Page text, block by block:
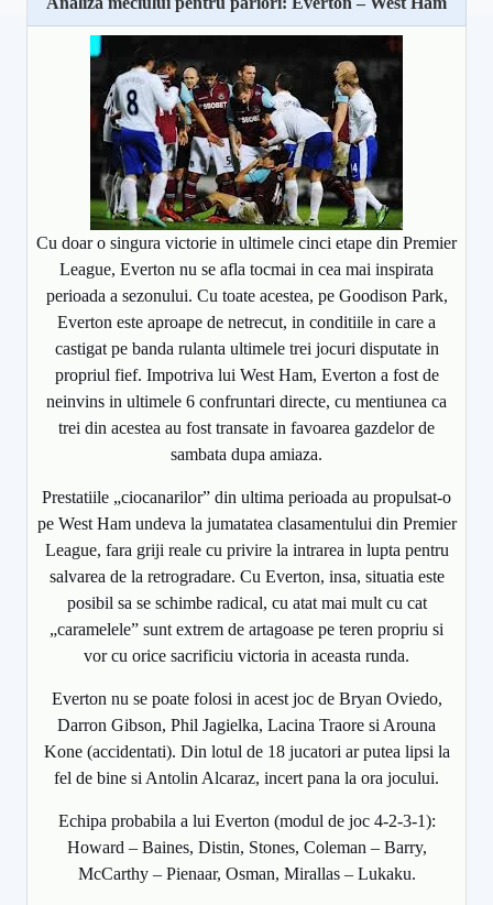
Cu doar o singura victorie in ultimele cinci etape din Premier
League, Everton nu se afla tocmai in cea mai inspirata
perioada a sezonului. Cu toate acestea, pe Goodison Park,
Everton este aproape de netrecut, in conditiile in care a
castigat pe banda rulanta ultimele trei jocuri disputate in
propriul fief. Impotriva lui West Ham, Everton a fost de
neinvins in ultimele 6 confruntari directe, cu mentiunea ca
trei din acestea au fost transate in favoarea gazdelor de
sambata dupa amiaza.
Prestatiile „ciocanarilor” din ultima perioada au propulsat-o
pe West Ham undeva la jumatatea clasamentului din Premier
League, fara griji reale cu privire la intrarea in lupta pentru
salvarea de la retrogradare. Cu Everton, insa, situatia este
posibil sa se schimbe radical, cu atat mai mult cu cat
„caramelele” sunt extrem de artagoase pe teren propriu si
vor cu orice sacrificiu victoria in aceasta runda.
Everton nu se poate folosi in acest joc de Bryan Oviedo,
Darron Gibson, Phil Jagielka, Lacina Traore si Arouna
Kone (accidentati). Din lotul de 18 jucatori ar putea lipsi la
fel de bine si Antolin Alcaraz, incert pana la ora jocului.
Echipa probabila a lui Everton (modul de joc 4-2-3-1):
Howard – Baines, Distin, Stones, Coleman – Barry,
McCarthy – Pienaar, Osman, Mirallas – Lukaku.